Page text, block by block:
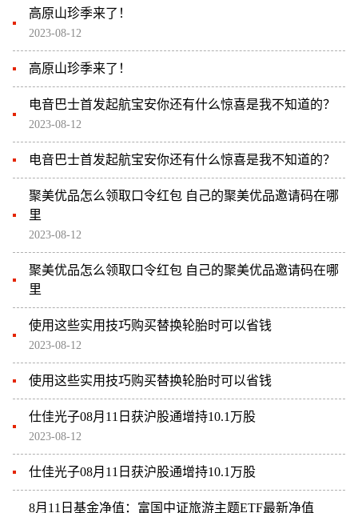
高原山珍季来了！
2023-08-12
高原山珍季来了！
电音巴士首发起航宝安你还有什么惊喜是我不知道的？
2023-08-12
电音巴士首发起航宝安你还有什么惊喜是我不知道的？
聚美优品怎么领取口令红包 自己的聚美优品邀请码在哪
里
2023-08-12
聚美优品怎么领取口令红包 自己的聚美优品邀请码在哪
里
使用这些实用技巧购买替换轮胎时可以省钱
2023-08-12
使用这些实用技巧购买替换轮胎时可以省钱
仕佳光子08月11日获沪股通增持10.1万股
2023-08-12
仕佳光子08月11日获沪股通增持10.1万股
8月11日基金净值：富国中证旅游主题ETF最新净值